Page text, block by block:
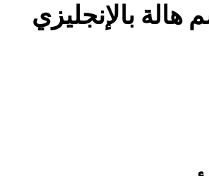
بالإنجليزي